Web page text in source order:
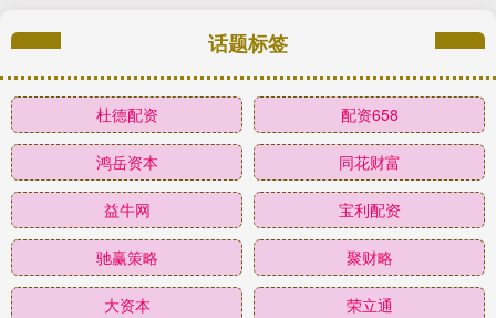
话题标签
杜德配资 配资658
鸿岳资本 同花财富
益牛网 宝利配资
驰赢策略 聚财略
大资本 荣立通